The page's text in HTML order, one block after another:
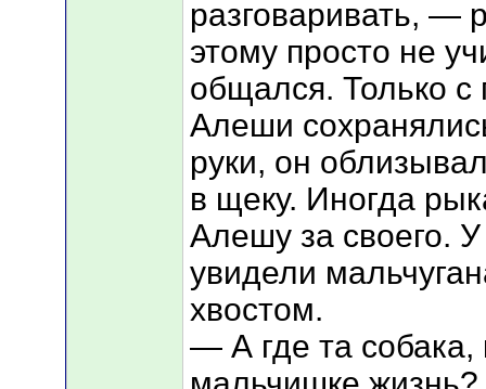
разговаривать, —
этому просто не
общался. Только с
Алеши
руки, он
в щеку. Иногда
Алешу за своего.
увидели
хвостом.
— А где та собака,